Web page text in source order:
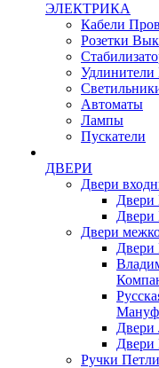
ЭЛЕКТРИКА
Кабели
Розетки
Удлинители
Автоматы
Лампы
Пускатели
ДВЕРИ
Двери
Двери
Двери
Двери
Двери
Двери
Двери
Ручки